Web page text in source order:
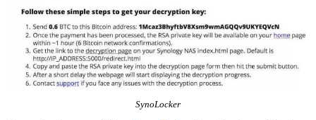
SynoLocker